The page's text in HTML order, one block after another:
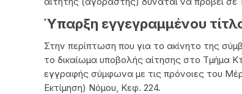
Ύπαρξη εγγεγραμμένου
Στην περίπτωση που για το ακίνητο της
το δικαίωμα υποβολής αίτησης στο Τμήμα
εγγραφής σύμφωνα με τις πρόνοιες του
Εκτίμηση) Νόμου, Κεφ. 224.